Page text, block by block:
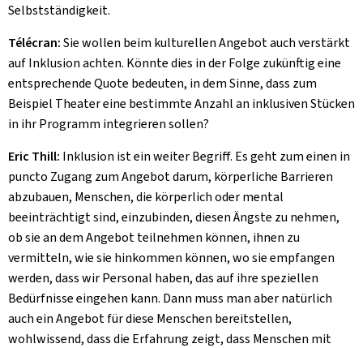
Selbstständigkeit.
Télécran:Sie wollen beim kulturellen Angebot auch verstärkt
auf Inklusion achten. Könnte dies in der Folge zukünftig eine
entsprechende Quote bedeuten, in dem Sinne, dass zum
Beispiel Theater eine bestimmte Anzahl an inklusiven Stücken
in ihr Programm integrieren sollen?
Eric Thill: Inklusion ist ein weiter Begriff. Es geht zum einen in
puncto Zugang zum Angebot darum, körperliche Barrieren
abzubauen, Menschen, die körperlich oder mental
beeinträchtigt sind, einzubinden, diesen Ängste zu nehmen,
ob sie an dem Angebot teilnehmen können, ihnen zu
vermitteln, wie sie hinkommen können, wo sie empfangen
werden, dass wir Personal haben, das auf ihre speziellen
Bedürfnisse eingehen kann. Dann muss man aber natürlich
auch ein Angebot für diese Menschen bereitstellen,
wohlwissend, dass die Erfahrung zeigt, dass Menschen mit